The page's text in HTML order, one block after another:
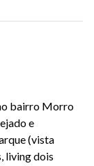
bairro Morro
e
(vista
living dois